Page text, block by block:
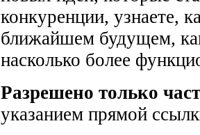
конкуренции, узнаете,
ближайшем будущем,
насколько более
Разрешено только
указанием прямой